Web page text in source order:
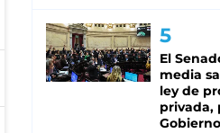
El
media
ley de
privada,